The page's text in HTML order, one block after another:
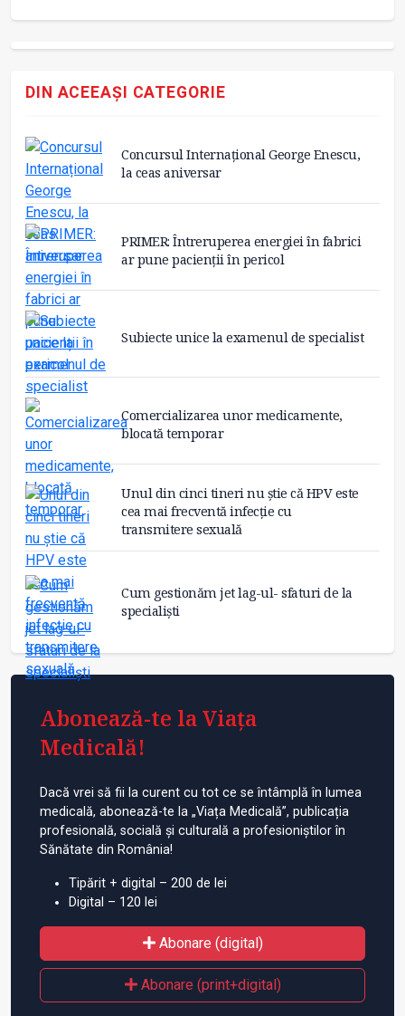
DIN ACEEAȘI CATEGORIE
Concursul Internațional George Enescu,
la ceas aniversar
PRIMER: Întreruperea energiei în fabrici
ar pune pacienții în pericol
Subiecte unice la examenul de specialist
Comercializarea unor medicamente,
blocată temporar
Unul din cinci tineri nu știe că HPV este
cea mai frecventă infecție cu
transmitere sexuală
Cum gestionăm jet lag-ul- sfaturi de la
specialiști
Abonează-te la Viața
Medicală!
Dacă vrei să fii la curent cu tot ce se întâmplă în lumea
medicală, abonează-te la „Viața Medicală”, publicația
profesională, socială și culturală a profesioniștilor în
Sănătate din România!
Tipărit + digital – 200 de lei
Digital – 120 lei
Abonare (digital)
Abonare (print+digital)